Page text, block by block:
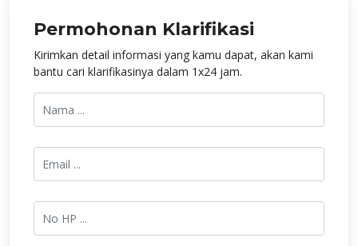
Permohonan Klarifikasi
Kirimkan detail informasi yang kamu dapat, akan kami
bantu cari klarifikasinya dalam 1x24 jam.